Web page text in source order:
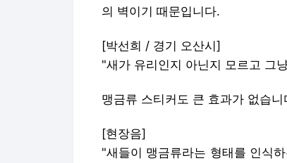
의 벽이기 때문입니다.
[박선희 / 경기 오산시]
"새가 유리인지 아닌지 모르고 그
맹금류 스티커도 큰 효과가 없습니
[현장음]
"새들이 맹금류라는 형태를 인식